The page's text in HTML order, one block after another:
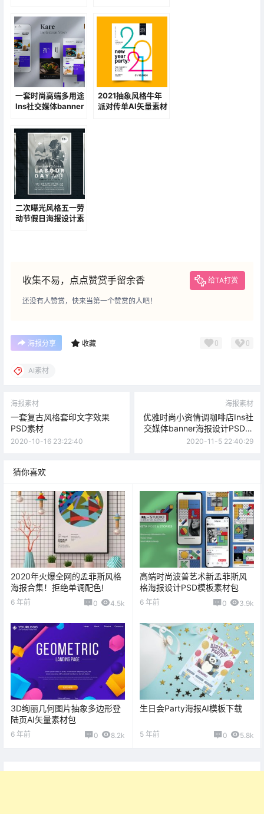
一套时尚高端多用途
Ins社交媒体banner
2021抽象风格牛年
派对传单AI矢量素材
二次曝光风格五一劳
动节假日海报设计素
收集不易，点点赞赏手留余香 给TA打赏
还没有人赞赏，快来当第一个赞赏的人吧！
海报分享 收藏 0 0
AI素材
海报素材
一套复古风格套印文字效果
PSD素材
2020-10-16 23:22:40
海报素材
优雅时尚小资情调咖啡店Ins社
交媒体banner海报设计PSD素
材集合
2020-11-5 22:40:29
猜你喜欢
2020年火爆全网的孟菲斯风格
海报合集！拒绝单调配色!
6 年前 0 4.5k
高端时尚波普艺术新孟菲斯风
格海报设计PSD模板素材包
6 年前 0 3.9k
3D绚丽几何图片抽象多边形登
陆页AI矢量素材包
6 年前 0 8.2k
生日会Party海报AI模板下载
5 年前 0 5.8k